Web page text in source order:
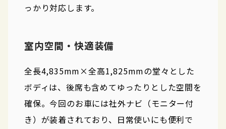
っかり対応します。
室内空間・快適装備
全長4,835mm×全高1,825mmの堂々とした
ボディは、後席も含めてゆったりとした空間を
確保。今回のお車には社外ナビ（モニター付
き）が装着されており、日常使いにも便利で